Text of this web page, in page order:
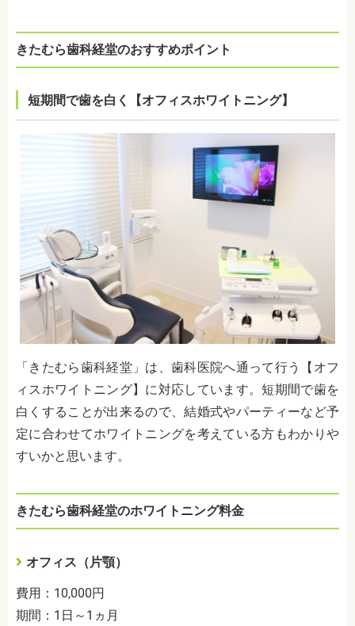
きたむら歯科経堂のおすすめポイント
短期間で歯を白く【オフィスホワイトニング】
「きたむら歯科経堂」は、歯科医院へ通って行う【オフ
ィスホワイトニング】に対応しています。短期間で歯を
白くすることが出来るので、結婚式やパーティーなど予
定に合わせてホワイトニングを考えている方もわかりや
すいかと思います。
きたむら歯科経堂のホワイトニング料金
オフィス（片顎）
費用：10,000円
期間：1日～1ヵ月